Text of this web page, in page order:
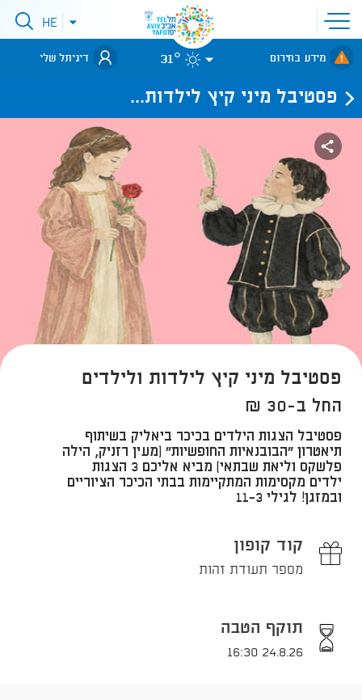
פתיחת
תפריט
אתר
לאתר עיריית
תל-אביב
פתיחתHE
מידע בחירום 31° דיגיתל שלי
פסטיבל מיני קיץ לילדות...
פסטיבל מיני קיץ לילדות ולילדים
החל ב-30 ₪
פסטיבל הצגות הילדים בכיכר ביאליק בשיתוף
תיאטרון "הבובנאיות החופשיות" (מעין רזניק, הילה
פלשקס וליאת שבתאי) מביא אליכם 3 הצגות
ילדים מקסימות המתקיימות בבתי הכיכר הציוריים
ובמזגן! לגילי 11-3
קוד קופון
מספר תעודת זהות
תוקף הטבה
24.8.26 16:30